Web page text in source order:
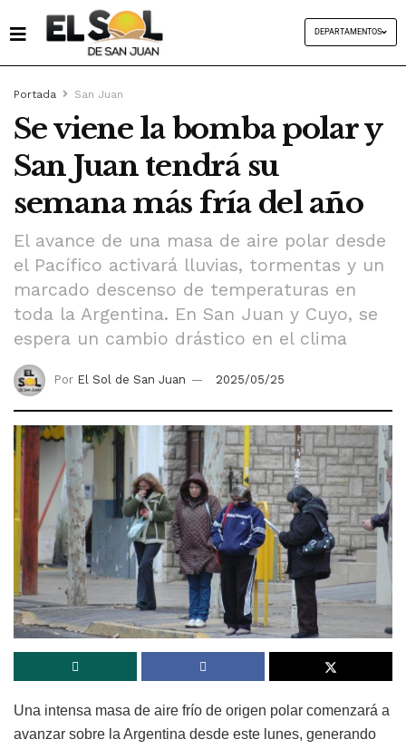
DEPARTAMENTOS
Portada San Juan
Se viene la bomba polar y
San Juan tendrá su
semana más fría del año
El avance de una masa de aire polar desde
el Pacífico activará lluvias, tormentas y un
marcado descenso de temperaturas en
toda la Argentina. En San Juan y Cuyo, se
espera un cambio drástico en el clima
Por El Sol de San Juan 2025/05/25
Una intensa masa de aire frío de origen polar comenzará a
avanzar sobre la Argentina desde este lunes, generando